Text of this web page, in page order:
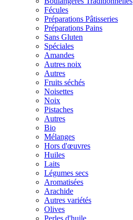
Fécules
Préparations Pâtisseries
Préparations Pains
Sans Gluten
Spéciales
Amandes
Autres noix
Autres
Fruits séchés
Noisettes
Noix
Pistaches
Autres
Bio
Mélanges
Hors d'œuvres
Huiles
Laits
Légumes secs
Aromatisées
Arachide
Autres variétés
Olives
Perles d'huile